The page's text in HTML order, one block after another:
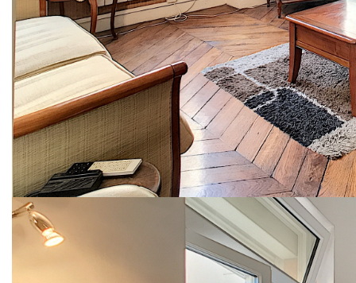
ce type 3 atypique et chaleureux de 82 m². Composé d'un
séjour et d'une salle à manger de 22 et 26 m², cuisine
indépendante équipée et aménagée. Une chambre
d'environ 11 m² et un "bureau" ou "petite chambre" de
presque 6 m². Salle d'eau. Vue sur les toits, avec un aperçu
de la basilique de Fourvière !
Cheminées fonctionnelles, parquets, boiseries ... enfin, une
grande cave voûtée de 13 m² en sous-sol complète ce
bien.
DPE : en attente
Prix: 475 000 euros honoraires charge vendeur
Charges annuelles: 1316 euros.
Nombres lots dans la copropriété: 12.
MY COCOON : 28 rue Neuve 69002 LYON.